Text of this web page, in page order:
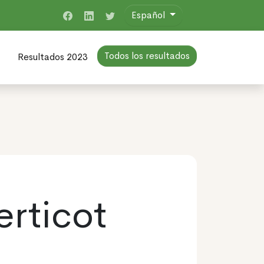
Español
Resultados 2023 Todos los resultados